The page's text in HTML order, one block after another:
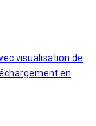
visualisation de
en